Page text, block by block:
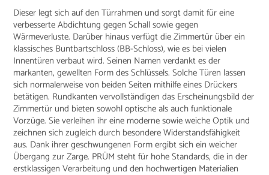
Dieser legt sich auf den Türrahmen und sorgt damit für eine
verbesserte Abdichtung gegen Schall sowie gegen
Wärmeverluste. Darüber hinaus verfügt die Zimmertür über ein
klassisches Buntbartschloss (BB-Schloss), wie es bei vielen
Innentüren verbaut wird. Seinen Namen verdankt es der
markanten, gewellten Form des Schlüssels. Solche Türen lassen
sich normalerweise von beiden Seiten mithilfe eines Drückers
betätigen. Rundkanten vervollständigen das Erscheinungsbild der
Zimmertür und bieten sowohl optische als auch funktionale
Vorzüge. Sie verleihen ihr eine moderne sowie weiche Optik und
zeichnen sich zugleich durch besondere Widerstandsfähigkeit
aus. Dank ihrer geschwungenen Form ergibt sich ein weicher
Übergang zur Zarge. PRÜM steht für hohe Standards, die in der
erstklassigen Verarbeitung und den hochwertigen Materialien